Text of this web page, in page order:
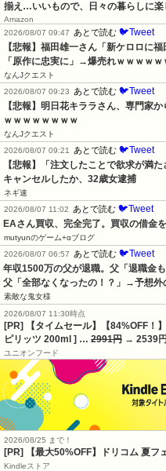
揃え…いいもので、日々の暮らしに楽
Amazon
2026/08/07 09:47
あとで読む 🐦Tweet
【悲報】福田雄一さん「新ケロロに
「原作に忠実に」→爆売れｗｗｗｗｗ
なんJクエスト
2026/08/07 09:23
あとで読む 🐦Tweet
【悲報】明日花キララさん、専門家
ｗｗｗｗｗｗｗｗ
なんJクエスト
2026/08/07 09:21
あとで読む 🐦Tweet
【悲報】「注文したことで欲求が満
キャンセルしたか、32歳女逮捕
ネギ速
2026/08/07 11:02
あとで読む 🐦Tweet
EAさん買収、完全完了。買収の借金
mutyunのゲーム+αブログ
2026/08/07 06:57
あとで読む 🐦Tweet
年収1500万の父が退職。父「退職金
父「全部なくなったの！？」→予想
素敵な鬼女様
2026/08/07 11:30時点
[PR] 【タイムセール】【84%OFF！
ピリッツ 200ml ] … 2991円 → 2539円
ユニオンフード
2026/08/25 まで！
[PR] 【最大50%OFF】ドリコム 夏
Kindleストア